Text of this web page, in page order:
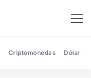
Criptomonedas Dólar